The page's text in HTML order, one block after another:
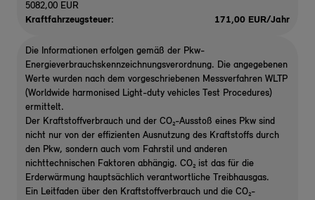
5082,00 EUR
Kraftfahrzeugsteuer:
171,00 EUR/Jahr
Die Informationen erfolgen gemäß der Pkw-
Energieverbrauchskennzeichnungsverordnung. Die angegebenen
Werte wurden nach dem vorgeschriebenen Messverfahren WLTP
(Worldwide harmonised Light-duty vehicles Test Procedures)
ermittelt.
Der Kraftstoffverbrauch und der CO₂-Ausstoß eines Pkw sind
nicht nur von der effizienten Ausnutzung des Kraftstoffs durch
den Pkw, sondern auch vom Fahrstil und anderen
nichttechnischen Faktoren abhängig. CO₂ ist das für die
Erderwärmung hauptsächlich verantwortliche Treibhausgas.
Ein Leitfaden über den Kraftstoffverbrauch und die CO₂-